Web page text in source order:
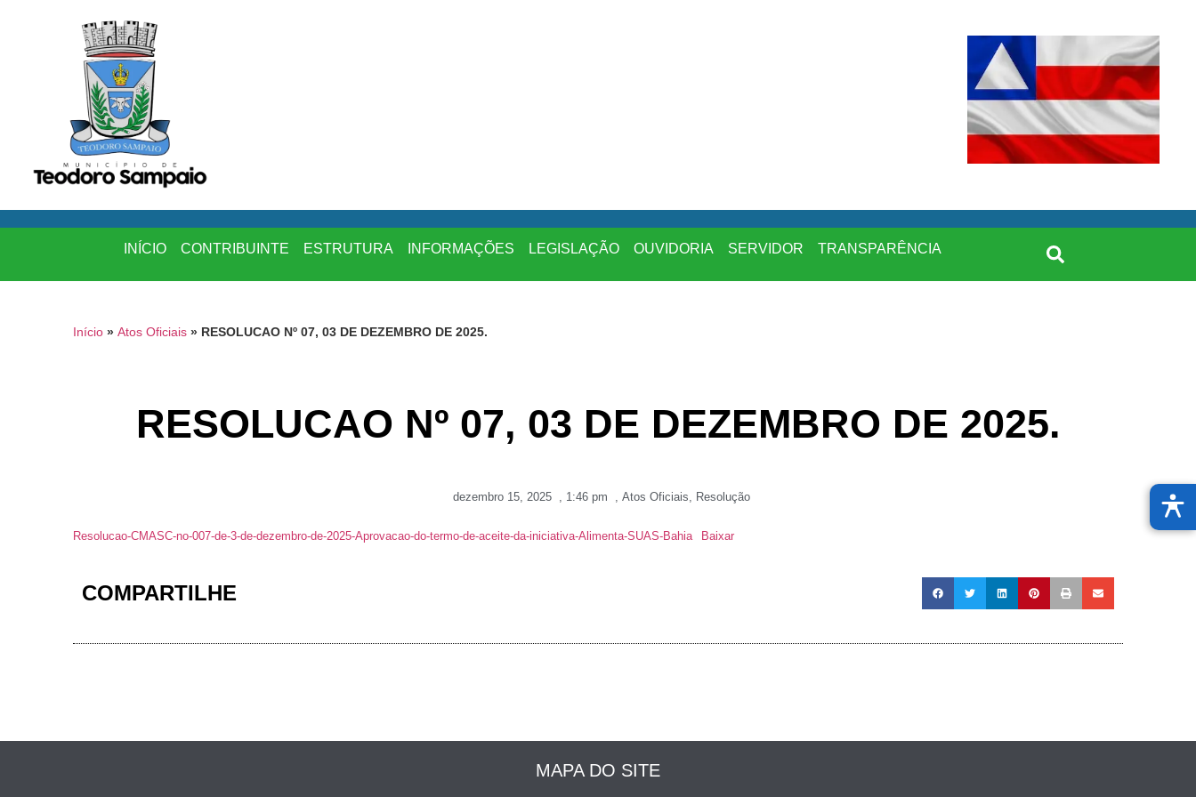
INÍCIO CONTRIBUINTE ESTRUTURA INFORMAÇÕES LEGISLAÇÃO OUVIDORIA SERVIDOR TRANSPARÊNCIA
Início » Atos Oficiais » RESOLUCAO Nº 07, 03 DE DEZEMBRO DE 2025.
RESOLUCAO Nº 07, 03 DE DEZEMBRO DE 2025.
dezembro 15, 2025 1:46 pm Atos Oficiais Resolução
Resolucao-CMASC-no-007-de-3-de-dezembro-de-2025-Aprovacao-do-termo-de-aceite-da-iniciativa-Alimenta-SUAS-Bahia Baixar
COMPARTILHE
MAPA DO SITE